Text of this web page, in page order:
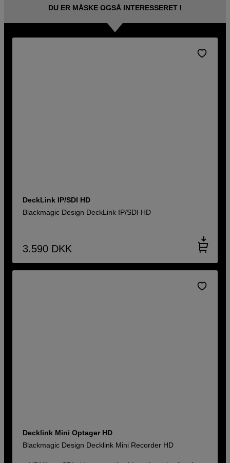
DU ER MÅSKE OGSÅ INTERESSERET I
DeckLink IP/SDI HD
Blackmagic Design DeckLink IP/SDI HD
3.590 DKK
Decklink Mini Optager HD
Blackmagic Design Decklink Mini Recorder HD